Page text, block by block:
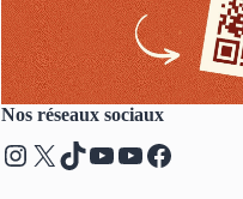
Nos réseaux sociaux
Instagram
X TikTok
YouTube
YouTube
Facebook